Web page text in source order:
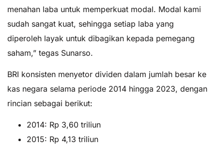
menahan laba untuk memperkuat modal. Modal kami
sudah sangat kuat, sehingga setiap laba yang
diperoleh layak untuk dibagikan kepada pemegang
saham,” tegas Sunarso.
BRI konsisten menyetor dividen dalam jumlah besar ke
kas negara selama periode 2014 hingga 2023, dengan
rincian sebagai berikut:
2014: Rp 3,60 triliun
2015: Rp 4,13 triliun